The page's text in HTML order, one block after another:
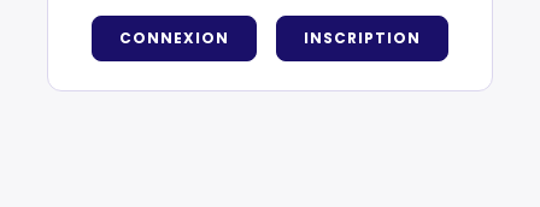
CONNEXION INSCRIPTION